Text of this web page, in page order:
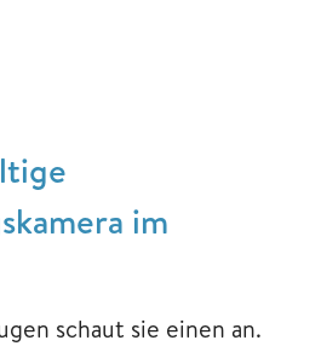
im
schaut sie einen an.